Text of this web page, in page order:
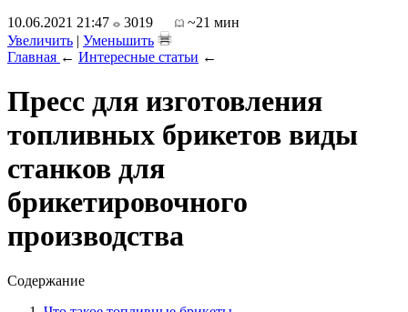
10.06.2021 21:47
3019
~21 мин
Увеличить | Уменьшить
Главная ← Интересные статьи ←
Пресс для изготовления
топливных брикетов виды
станков для
брикетировочного
производства
Содержание